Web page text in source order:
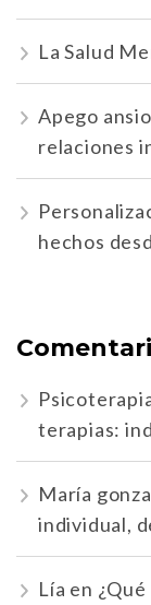
La Salud
Apego
relaciones
hechos
terapias:
María
individual,
Lía en